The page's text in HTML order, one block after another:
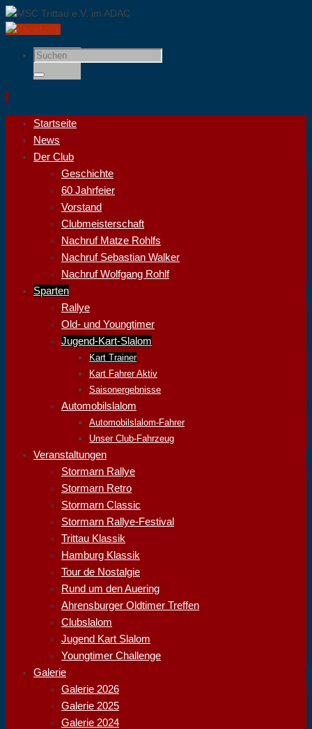
Suchen
nach:
Suchen
Zum
Inhalt
springen
Startseite
News
Der Club
Geschichte
60 Jahrfeier
Vorstand
Clubmeisterschaft
Nachruf Matze Rohlfs
Nachruf Sebastian Walker
Nachruf Wolfgang Rohlf
Sparten
Rallye
Old- und Youngtimer
Jugend-Kart-Slalom
Kart Trainer
Kart Fahrer Aktiv
Saisonergebnisse
Automobilslalom
Automobilslalom-Fahrer
Unser Club-Fahrzeug
Veranstaltungen
Stormarn Rallye
Stormarn Retro
Stormarn Classic
Stormarn Rallye-Festival
Trittau Klassik
Hamburg Klassik
Tour de Nostalgie
Rund um den Auering
Ahrensburger Oldtimer Treffen
Clubslalom
Jugend Kart Slalom
Youngtimer Challenge
Galerie
Galerie 2026
Galerie 2025
Galerie 2024